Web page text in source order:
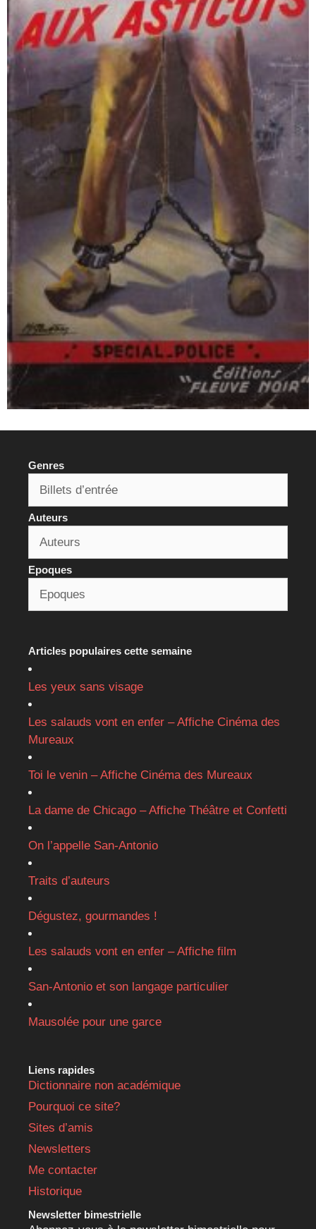
Genres
Auteurs
Epoques
Articles populaires cette semaine
Les yeux sans visage
Les salauds vont en enfer – Affiche Cinéma des
Mureaux
Toi le venin – Affiche Cinéma des Mureaux
La dame de Chicago – Affiche Théâtre et Confetti
On l’appelle San-Antonio
Traits d’auteurs
Dégustez, gourmandes !
Les salauds vont en enfer – Affiche film
San-Antonio et son langage particulier
Mausolée pour une garce
Liens rapides
Dictionnaire non académique
Pourquoi ce site?
Sites d’amis
Newsletters
Me contacter
Historique
Newsletter bimestrielle